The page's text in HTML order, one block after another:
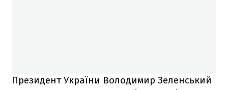
Президент України Володимир Зеленський